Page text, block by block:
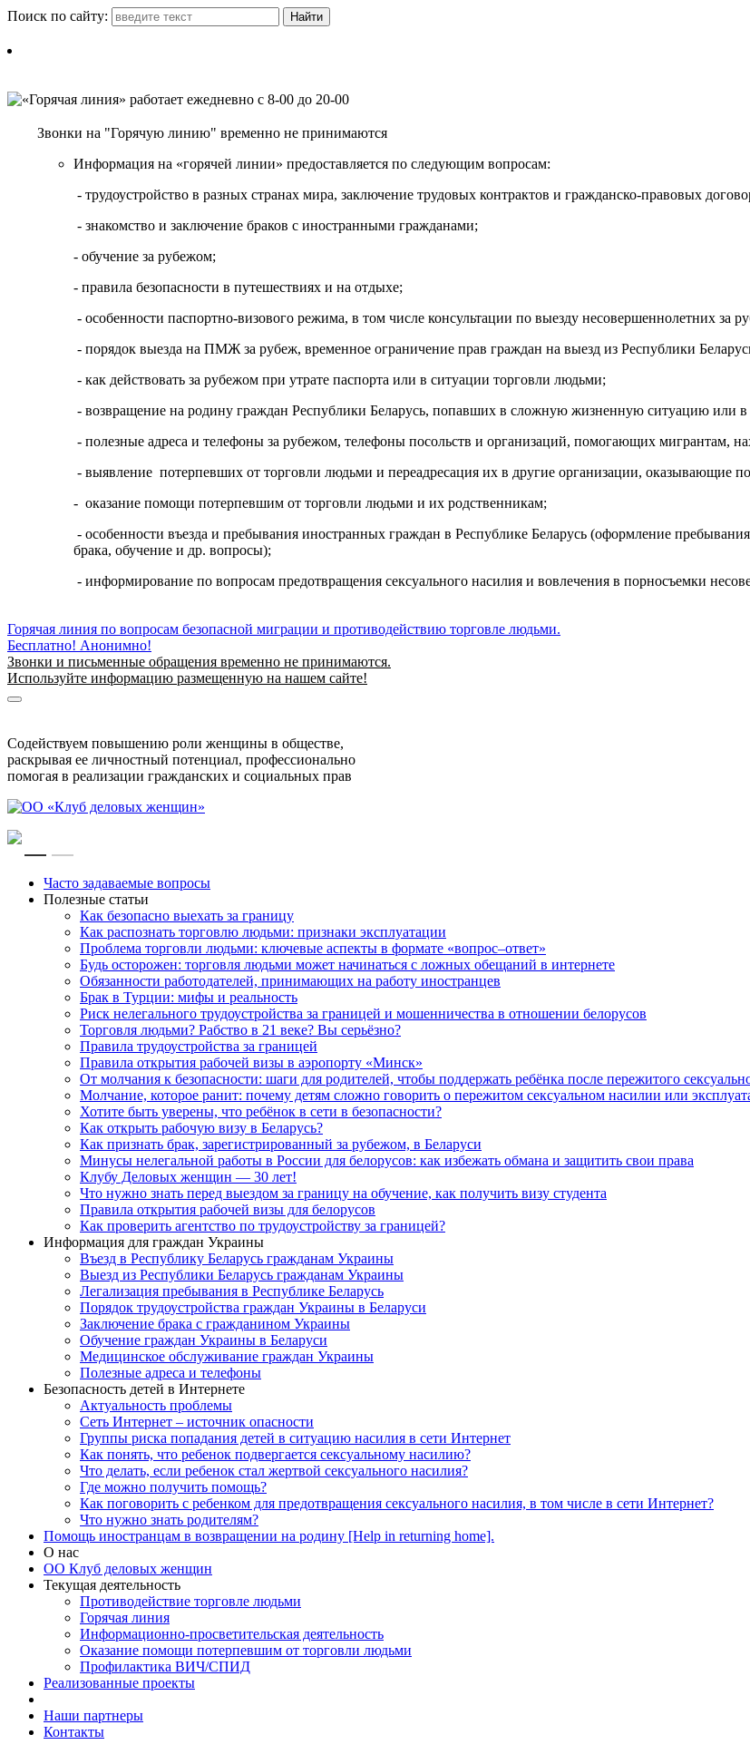
Поиск по сайту:
Звонки на "Горячую линию" временно не принимаются
Информация на «горячей линии» предоставляется по следующим вопросам:
- трудоустройство в разных странах мира, заключение трудовых контрактов и гражданско-правовых
- знакомство и заключение браков с иностранными гражданами;
- обучение за рубежом;
- правила безопасности в путешествиях и на отдыхе;
- особенности паспортно-визового режима, в том числе консультации по выезду несовершеннолетних за
- порядок выезда на ПМЖ за рубеж, временное ограничение прав граждан на выезд из Республики
- как действовать за рубежом при утрате паспорта или в ситуации торговли людьми;
- возвращение на родину граждан Республики Беларусь, попавших в сложную жизненную ситуацию или
- полезные адреса и телефоны за рубежом, телефоны посольств и организаций, помогающих мигрантам,
- выявление потерпевших от торговли людьми и переадресация их в другие организации, оказывающие
- оказание помощи потерпевшим от торговли людьми и их родственникам;
- особенности въезда и пребывания иностранных граждан в Республике Беларусь (оформление
брака, обучение и др. вопросы);
- информирование по вопросам предотвращения сексуального насилия и вовлечения в порносъемки
Горячая линия по вопросам безопасной миграции и противодействию торговле людьми.
Бесплатно! Анонимно!
Звонки и письменные обращения временно не принимаются.
Используйте информацию размещенную на нашем сайте!
Содействуем повышению роли женщины в обществе,
раскрывая ее личностный потенциал, профессионально
помогая в реализации гражданских и социальных прав
RUEN
Часто задаваемые вопросы
Полезные статьи
Как безопасно выехать за границу
Как распознать торговлю людьми: признаки эксплуатации
Проблема торговли людьми: ключевые аспекты в формате «вопрос–ответ»
Будь осторожен: торговля людьми может начинаться с ложных обещаний в интернете
Обязанности работодателей, принимающих на работу иностранцев
Брак в Турции: мифы и реальность
Риск нелегального трудоустройства за границей и мошенничества в отношении белорусов
Торговля людьми? Рабство в 21 веке? Вы серьёзно?
Правила трудоустройства за границей
Правила открытия рабочей визы в аэропорту «Минск»
От молчания к безопасности: шаги для родителей, чтобы поддержать ребёнка после пережитого
Молчание, которое ранит: почему детям сложно говорить о пережитом сексуальном насилии или
Хотите быть уверены, что ребёнок в сети в безопасности?
Как открыть рабочую визу в Беларусь?
Как признать брак, зарегистрированный за рубежом, в Беларуси
Минусы нелегальной работы в России для белорусов: как избежать обмана и защитить свои права
Клубу Деловых женщин — 30 лет!
Что нужно знать перед выездом за границу на обучение, как получить визу студента
Правила открытия рабочей визы для белорусов
Как проверить агентство по трудоустройству за границей?
Информация для граждан Украины
Въезд в Республику Беларусь гражданам Украины
Выезд из Республики Беларусь гражданам Украины
Легализация пребывания в Республике Беларусь
Порядок трудоустройства граждан Украины в Беларуси
Заключение брака с гражданином Украины
Обучение граждан Украины в Беларуси
Медицинское обслуживание граждан Украины
Полезные адреса и телефоны
Безопасность детей в Интернете
Актуальность проблемы
Сеть Интернет – источник опасности
Группы риска попадания детей в ситуацию насилия в сети Интернет
Как понять, что ребенок подвергается сексуальному насилию?
Что делать, если ребенок стал жертвой сексуального насилия?
Где можно получить помощь?
Как поговорить с ребенком для предотвращения сексуального насилия, в том числе в сети Интернет?
Что нужно знать родителям?
Помощь иностранцам в возвращении на родину [Help in returning home].
О нас
ОО Клуб деловых женщин
Текущая деятельность
Противодействие торговле людьми
Горячая линия
Информационно-просветительская деятельность
Оказание помощи потерпевшим от торговли людьми
Профилактика ВИЧ/СПИД
Реализованные проекты
Наши партнеры
Контакты